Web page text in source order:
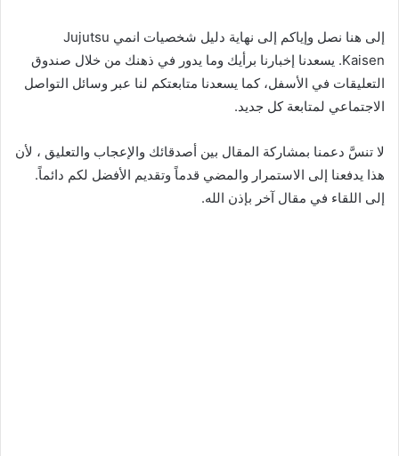
إلى هنا نصل وإياكم إلى نهاية دليل شخصيات انمي Jujutsu
Kaisen. يسعدنا إخبارنا برأيك وما يدور في ذهنك من خلال صندوق
التعليقات في الأسفل، كما يسعدنا متابعتكم لنا عبر وسائل التواصل
الاجتماعي لمتابعة كل جديد.
لا تنسَّ دعمنا بمشاركة المقال بين أصدقائك والإعجاب والتعليق ، لأن
هذا يدفعنا إلى الاستمرار والمضي قدماً وتقديم الأفضل لكم دائماً.
إلى اللقاء في مقال آخر بإذن الله.